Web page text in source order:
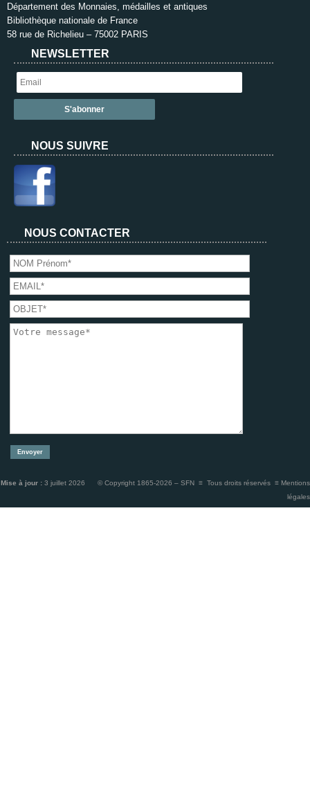
Département des Monnaies, médailles et antiques
Bibliothèque nationale de France
58 rue de Richelieu – 75002 PARIS
NEWSLETTER
NOUS SUIVRE
NOUS CONTACTER
Mise à jour : 3 juillet 2026 © Copyright 1865-2026 – SFN ≡ Tous droits réservés ≡ Mentions
légales